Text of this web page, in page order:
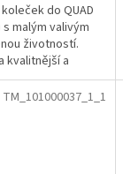
do QUAD
malým valivým
životností.
kvalitnější a
TM_101000037_1_1